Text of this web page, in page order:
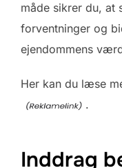
måde sikrer du, at
forventninger og
ejendommens
Her kan du læse
.
Inddrag